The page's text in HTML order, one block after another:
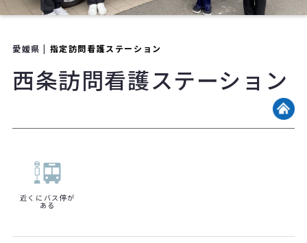
愛媛県 | 指定訪問看護ステーション
西条訪問看護ステーション
近くにバス停が
ある